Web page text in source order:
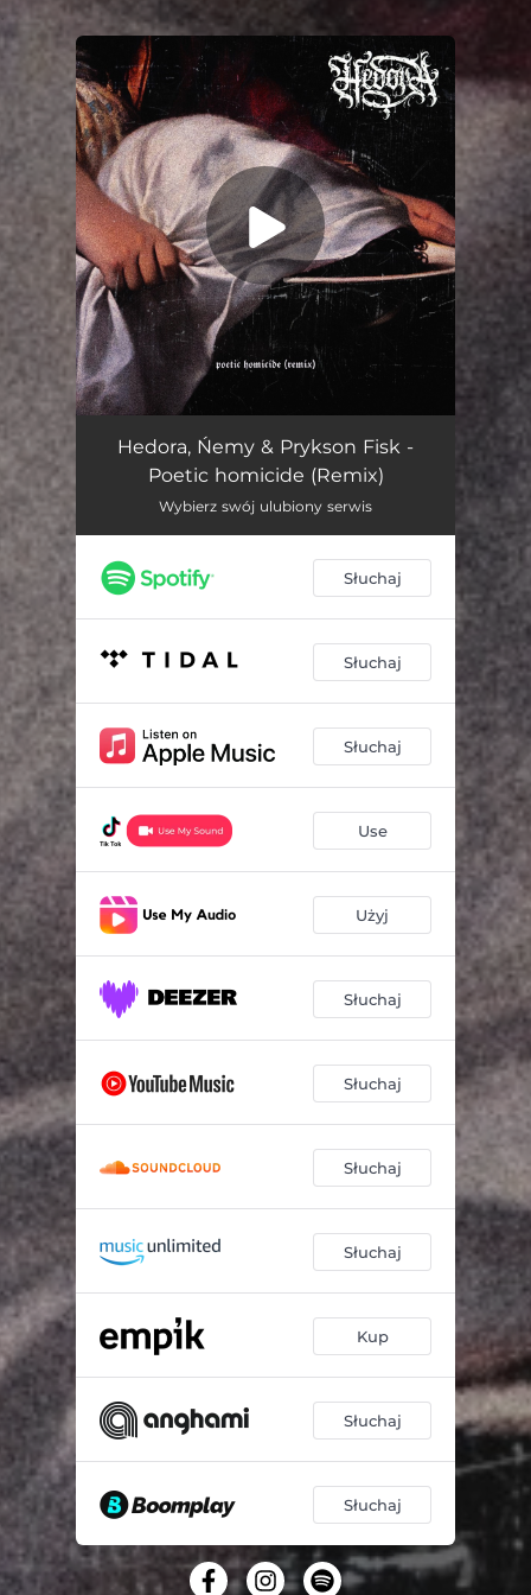
You're all set!
Poetic Homicide (Remix) 02:02
Hedora, Ńemy & Prykson Fisk -
Poetic homicide (Remix)
Wybierz swój ulubiony serwis
Słuchaj
Słuchaj
Słuchaj
Use
Użyj
Słuchaj
Słuchaj
Słuchaj
Słuchaj
Kup
Słuchaj
Słuchaj
.